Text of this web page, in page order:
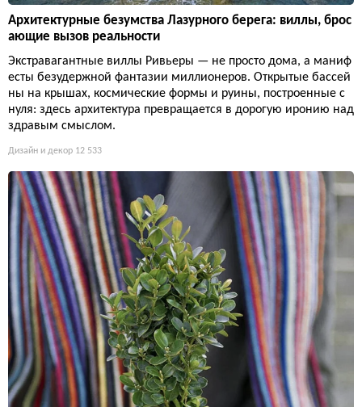
Архитектурные безумства Лазурного берега: виллы, брос
ающие вызов реальности
Экстравагантные виллы Ривьеры — не просто дома, а маниф
есты безудержной фантазии миллионеров. Открытые бассей
ны на крышах, космические формы и руины, построенные с
нуля: здесь архитектура превращается в дорогую иронию над
здравым смыслом.
Дизайн и декор 12 533